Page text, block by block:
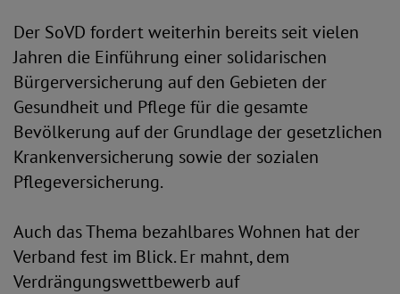
Der SoVD fordert weiterhin bereits seit vielen
Jahren die Einführung einer solidarischen
Bürgerversicherung auf den Gebieten der
Gesundheit und Pflege für die gesamte
Bevölkerung auf der Grundlage der gesetzlichen
Krankenversicherung sowie der sozialen
Pflegeversicherung.
Auch das Thema bezahlbares Wohnen hat der
Verband fest im Blick. Er mahnt, dem
Verdrängungswettbewerb auf